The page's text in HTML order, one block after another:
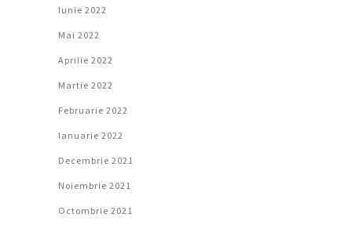
Iunie 2022
Mai 2022
Aprilie 2022
Martie 2022
Februarie 2022
Ianuarie 2022
Decembrie 2021
Noiembrie 2021
Octombrie 2021